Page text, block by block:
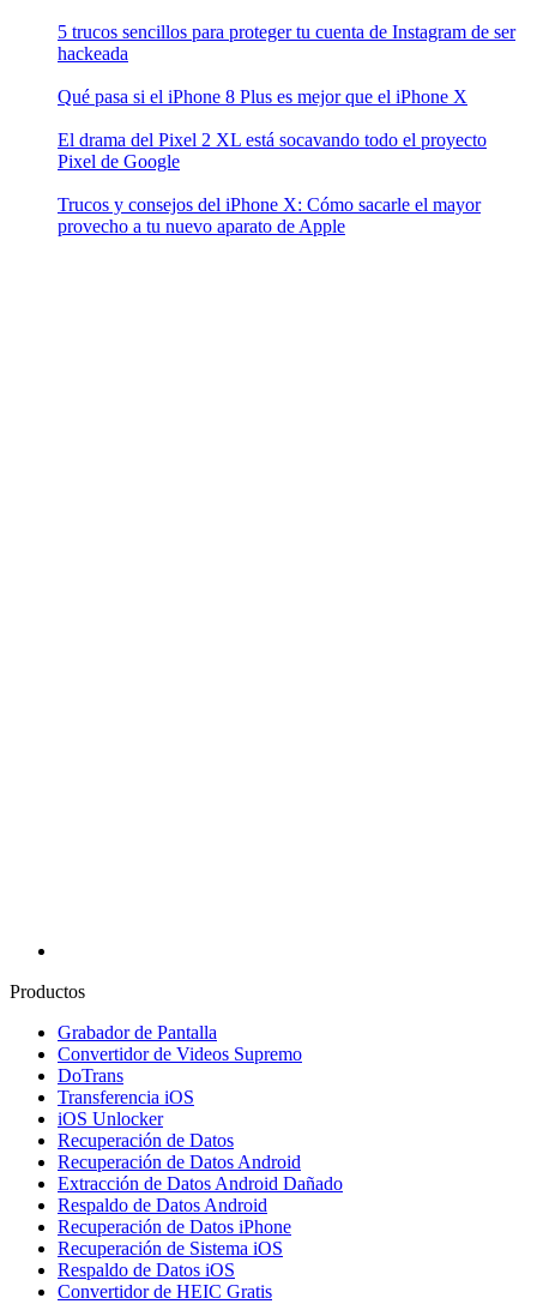
5 trucos sencillos para proteger tu cuenta de Instagram de ser
hackeada
Qué pasa si el iPhone 8 Plus es mejor que el iPhone X
El drama del Pixel 2 XL está socavando todo el proyecto
Pixel de Google
Trucos y consejos del iPhone X: Cómo sacarle el mayor
provecho a tu nuevo aparato de Apple
Productos
Grabador de Pantalla
Convertidor de Videos Supremo
DoTrans
Transferencia iOS
iOS Unlocker
Recuperación de Datos
Recuperación de Datos Android
Extracción de Datos Android Dañado
Respaldo de Datos Android
Recuperación de Datos iPhone
Recuperación de Sistema iOS
Respaldo de Datos iOS
Convertidor de HEIC Gratis